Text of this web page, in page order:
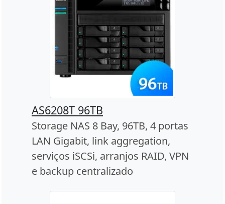
AS6208T 96TB
Storage NAS 8 Bay, 96TB, 4 portas
LAN Gigabit, link aggregation,
serviços iSCSi, arranjos RAID, VPN
e backup centralizado